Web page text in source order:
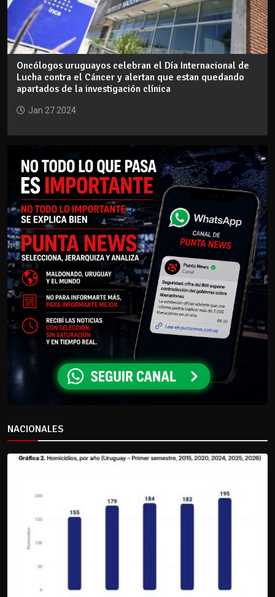
Oncólogos uruguayos celebran el Día Internacional de
Lucha contra el Cáncer y alertan que estan quedando
apartados de la investigación clínica
Jan 27 2024
NACIONALES